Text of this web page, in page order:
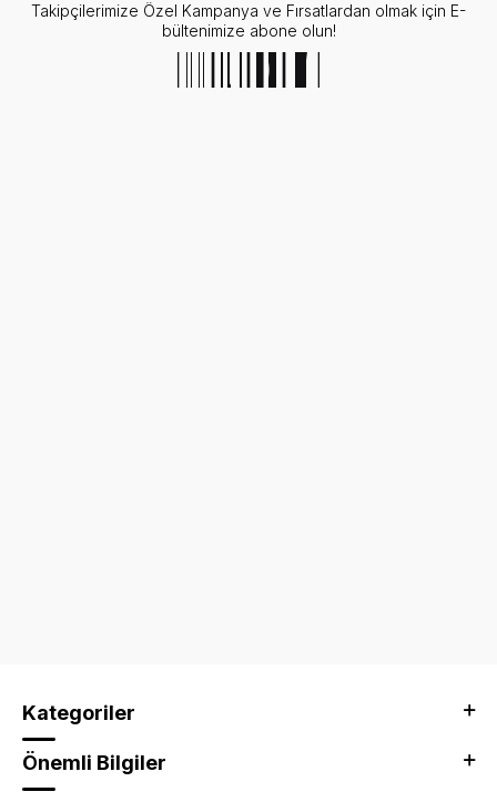
Takipçilerimize Özel Kampanya ve Fırsatlardan olmak için E-
bültenimize abone olun!
Kategoriler
Önemli Bilgiler